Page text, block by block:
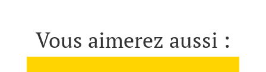
Vous aimerez aussi :